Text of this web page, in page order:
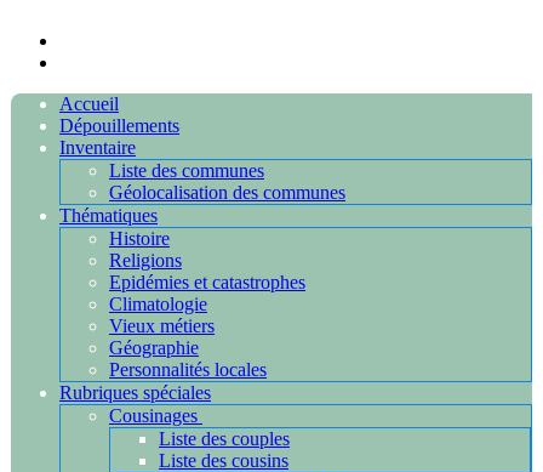
Accueil
Dépouillements
Inventaire
Liste des communes
Géolocalisation des communes
Thématiques
Histoire
Religions
Epidémies et catastrophes
Climatologie
Vieux métiers
Géographie
Personnalités locales
Rubriques spéciales
Cousinages
Liste des couples
Liste des cousins